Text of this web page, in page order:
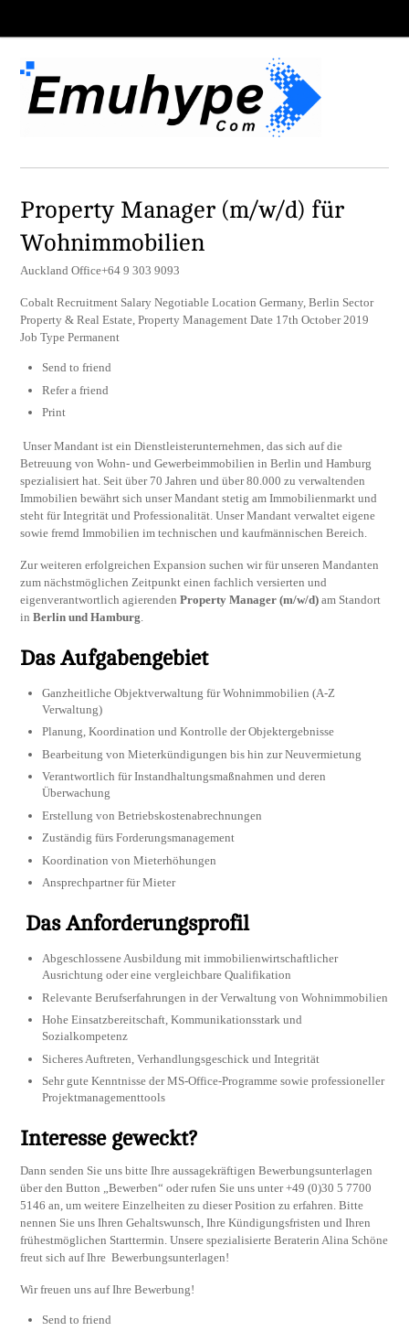
Property Manager (m/w/d) für
Wohnimmobilien
Auckland Office+64 9 303 9093
Cobalt Recruitment Salary Negotiable Location Germany, Berlin Sector
Property & Real Estate, Property Management Date 17th October 2019
Job Type Permanent
Send to friend
Refer a friend
Print
Unser Mandant ist ein Dienstleisterunternehmen, das sich auf die
Betreuung von Wohn- und Gewerbeimmobilien in Berlin und Hamburg
spezialisiert hat. Seit über 70 Jahren und über 80.000 zu verwaltenden
Immobilien bewährt sich unser Mandant stetig am Immobilienmarkt und
steht für Integrität und Professionalität. Unser Mandant verwaltet eigene
sowie fremd Immobilien im technischen und kaufmännischen Bereich.
Zur weiteren erfolgreichen Expansion suchen wir für unseren Mandanten
zum nächstmöglichen Zeitpunkt einen fachlich versierten und
eigenverantwortlich agierendenProperty Manager (m/w/d) am Standort
inBerlin und Hamburg
Das Aufgabengebiet
Ganzheitliche Objektverwaltung für Wohnimmobilien (A-Z
Verwaltung)
Planung, Koordination und Kontrolle der Objektergebnisse
Bearbeitung von Mieterkündigungen bis hin zur Neuvermietung
Verantwortlich für Instandhaltungsmaßnahmen und deren
Überwachung
Erstellung von Betriebskostenabrechnungen
Zuständig fürs Forderungsmanagement
Koordination von Mieterhöhungen
Ansprechpartner für Mieter
Das Anforderungsprofil
Abgeschlossene Ausbildung mit immobilienwirtschaftlicher
Ausrichtung oder eine vergleichbare Qualifikation
Relevante Berufserfahrungen in der Verwaltung von Wohnimmobilien
Hohe Einsatzbereitschaft, Kommunikationsstark und
Sozialkompetenz
Sicheres Auftreten, Verhandlungsgeschick und Integrität
Sehr gute Kenntnisse der MS-Office-Programme sowie professioneller
Projektmanagementtools
Interesse geweckt?
Dann senden Sie uns bitte Ihre aussagekräftigen Bewerbungsunterlagen
über den Button „Bewerben“ oder rufen Sie uns unter +49 (0)30 5 7700
5146 an, um weitere Einzelheiten zu dieser Position zu erfahren. Bitte
nennen Sie uns Ihren Gehaltswunsch, Ihre Kündigungsfristen und Ihren
frühestmöglichen Starttermin. Unsere spezialisierte Beraterin Alina Schöne
freut sich auf Ihre Bewerbungsunterlagen!
Wir freuen uns auf Ihre Bewerbung!
Send to friend